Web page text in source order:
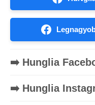
➡️ Hunglia
➡️ Hunglia